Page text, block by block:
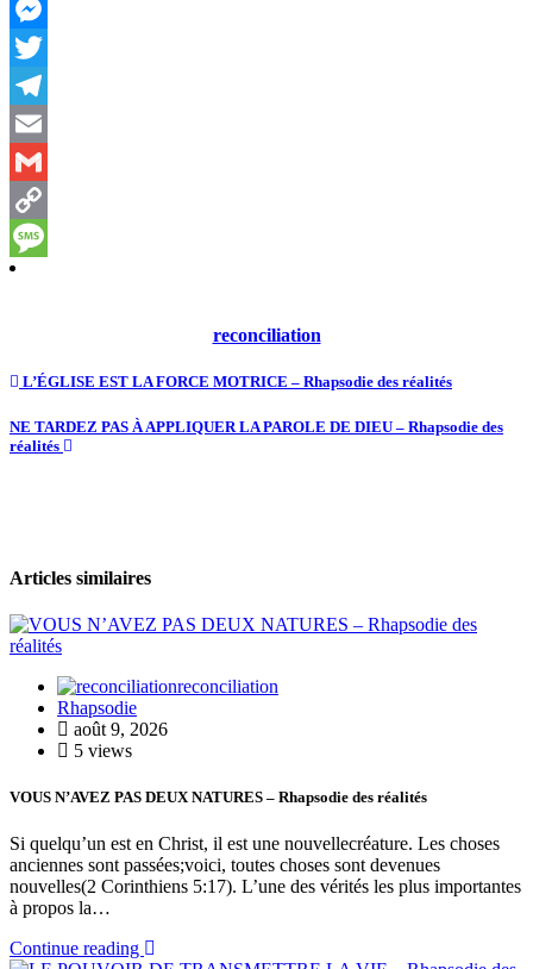
WhatsApp
Messenger
Twitter
Telegram
Email
Gmail
Copy
Link
Message
reconciliation
L’ÉGLISE EST LA FORCE MOTRICE – Rhapsodie des réalités
NE TARDEZ PAS À APPLIQUER LA PAROLE DE DIEU – Rhapsodie des
réalités
Articles similaires
reconciliation
Rhapsodie
août 9, 2026
5 views
VOUS N’AVEZ PAS DEUX NATURES – Rhapsodie des réalités
Si quelqu’un est en Christ, il est une nouvellecréature. Les choses
anciennes sont passées;voici, toutes choses sont devenues
nouvelles(2 Corinthiens 5:17). L’une des vérités les plus importantes
à propos la…
Continue reading